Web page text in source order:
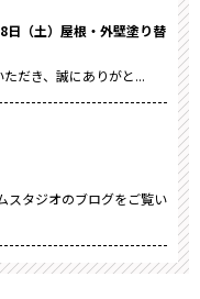
日（土）屋根・外壁塗り替
だき、誠にありがと...
スタジオのブログをご覧い